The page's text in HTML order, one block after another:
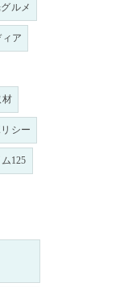
ルメ
ア
材
シー
125